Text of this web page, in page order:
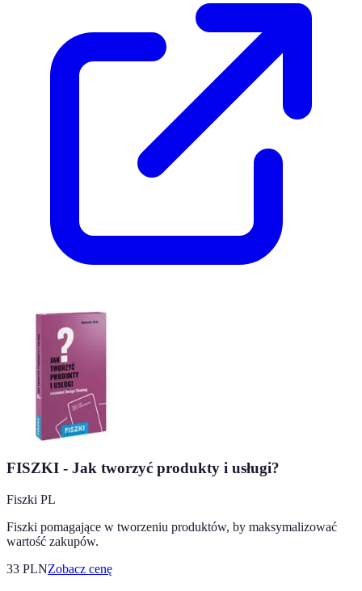
FISZKI - Jak tworzyć produkty i usługi?
Fiszki PL
Fiszki pomagające w tworzeniu produktów, by maksymalizować
wartość zakupów.
33 PLNZobacz cenę